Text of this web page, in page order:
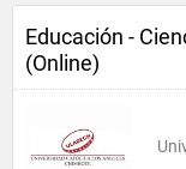
Educación -
(Online)